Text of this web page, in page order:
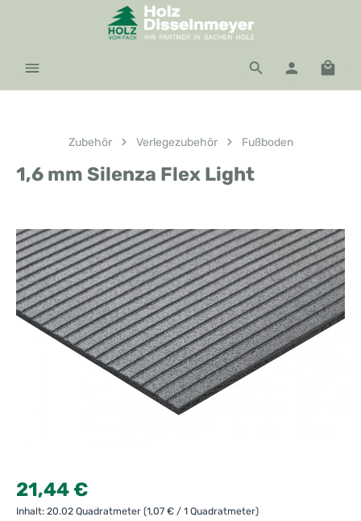
Zum Hauptinhalt springen
Zubehör Verlegezubehör Fußboden
1,6 mm Silenza Flex Light
Regulärer Preis:
21,44 €
Inhalt: 20.02 Quadratmeter (1,07 € / 1 Quadratmeter)